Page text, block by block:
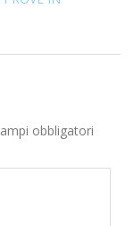
obbligatori